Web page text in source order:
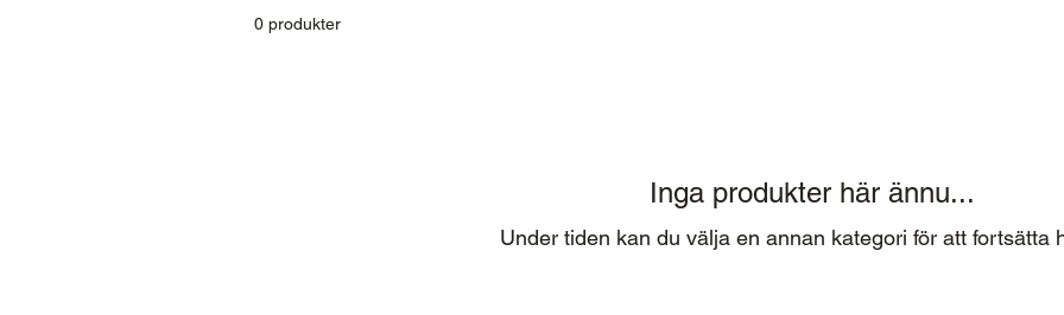
0 produkter
Inga produkter här ännu...
Under tiden kan du välja en annan kategori för att fortsätta